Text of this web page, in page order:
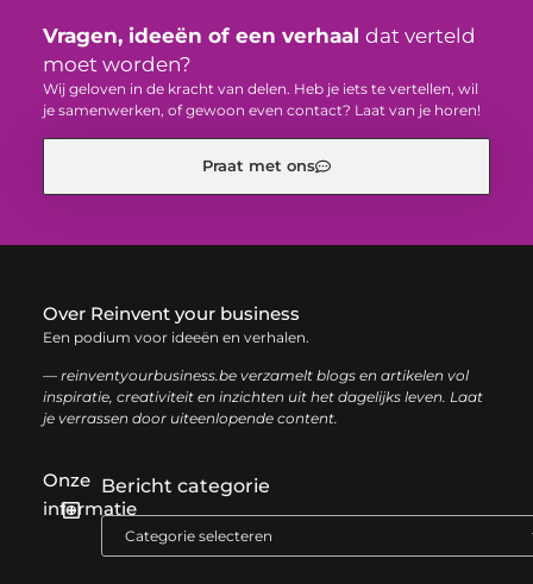
Vragen, ideeën of een verhaal dat verteld
moet worden?
Wij geloven in de kracht van delen. Heb je iets te vertellen, wil
je samenwerken, of gewoon even contact? Laat van je horen!
Praat met ons
Over Reinvent your business
Een podium voor ideeën en verhalen.
— reinventyourbusiness.be verzamelt blogs en artikelen vol
inspiratie, creativiteit en inzichten uit het dagelijks leven. Laat
je verrassen door uiteenlopende content.
Onze
informatie
Bericht categorie